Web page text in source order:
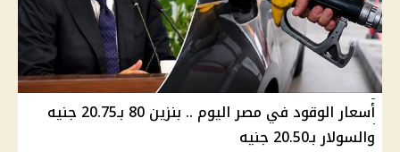
أسعار الوقود في مصر اليوم .. بنزين 80 بـ20.75 جنيه
والسولار بـ20.50 جنيه